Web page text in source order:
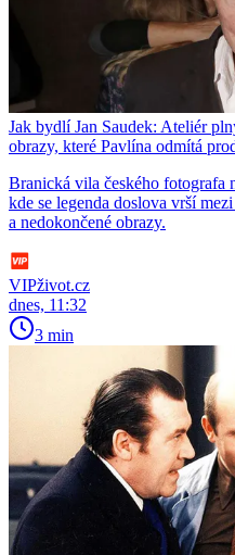
Jak bydlí Jan Saudek: Ateliér
obrazy, které Pavlína odmítá
Branická vila českého fotografa
kde se legenda doslova vrší
a nedokončené obrazy.
VIPživot.cz
dnes, 11:32
3 min